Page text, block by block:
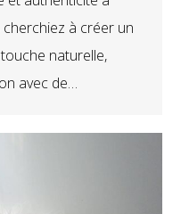
à créer un
naturelle,
avec de…